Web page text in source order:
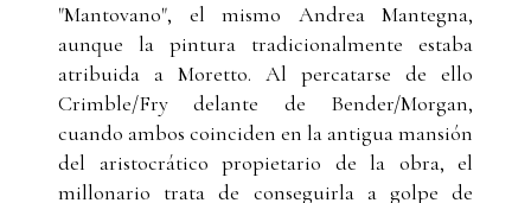
"Mantovano", el mismo Andrea Mantegna,
aunque la pintura tradicionalmente estaba
atribuida a Moretto. Al percatarse de ello
Crimble/Fry delante de Bender/Morgan,
cuando ambos coinciden en la antigua mansión
del aristocrático propietario de la obra, el
millonario trata de conseguirla a golpe de